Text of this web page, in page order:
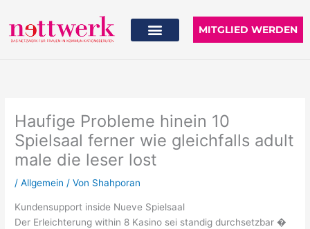
Inhalt
springen
MITGLIED WERDEN
Haufige Probleme hinein 10
Spielsaal ferner wie gleichfalls adult
male die leser lost
/Allgemein / Von Shahporan
Kundensupport inside Nueve Spielsaal
Der Erleichterung within 8 Kasino sei standig durchsetzbar �